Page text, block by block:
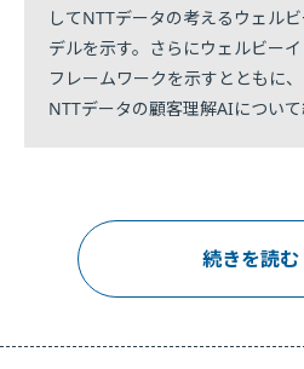
してNTTデータの考えるウェル
デルを示す。さらにウェルビー
フレームワークを示すとともに
NTTデータの顧客理解AIについて
続きを読む